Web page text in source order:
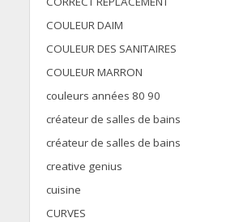
COULEUR DAIM
COULEUR DES SANITAIRES
COULEUR MARRON
couleurs années 80 90
créateur de salles de bains
créateur de salles de bains
creative genius
cuisine
CURVES